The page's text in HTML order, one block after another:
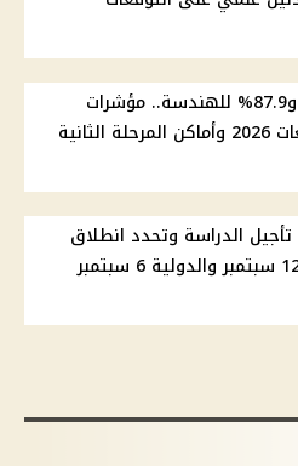
92.8% للطب و87.9% للهندسة.. مؤشرات
الدراسة وتحدد انطلاق